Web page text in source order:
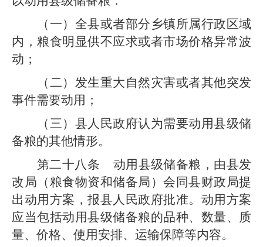
（一）全县或者部分 乡镇所属行政区域
内，粮食明显供不应求或者市场价格异常波
动；
（二）发生重大自然灾害或者其他突发
事件需要动用；
（三） 县人民政府认为需要动用县级储
备粮的其他情形。
第二十八条
动用县级储备粮，由县发
改局 （粮食物资和储备局） 会同 县财政局提
出动用方案，报县人民政府批准。动用方案
应当包括动用县级储备粮的品种、数量、质
量、价格、使用安排、运输保障等内容。